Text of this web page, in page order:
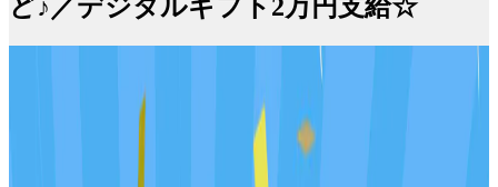
ど♪／デジタルギフト2万円支給☆